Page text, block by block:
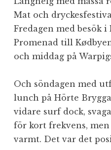
Mat och
Fredagen med besök i
Promenad till
och middag på
Och söndagen med
lunch på Hörte
vidare surf dock,
för kort frekvens,
varmt. Det var det